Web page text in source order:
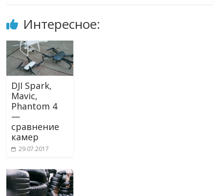
Интересное:
DJI Spark,
Mavic,
Phantom 4
—
сравнение
камер
29.07.2017